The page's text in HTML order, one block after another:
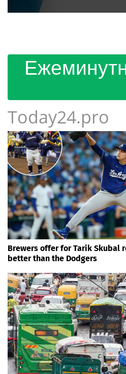
Today24.pro
Brewers offer for Tarik Skubal
better than the Dodgers